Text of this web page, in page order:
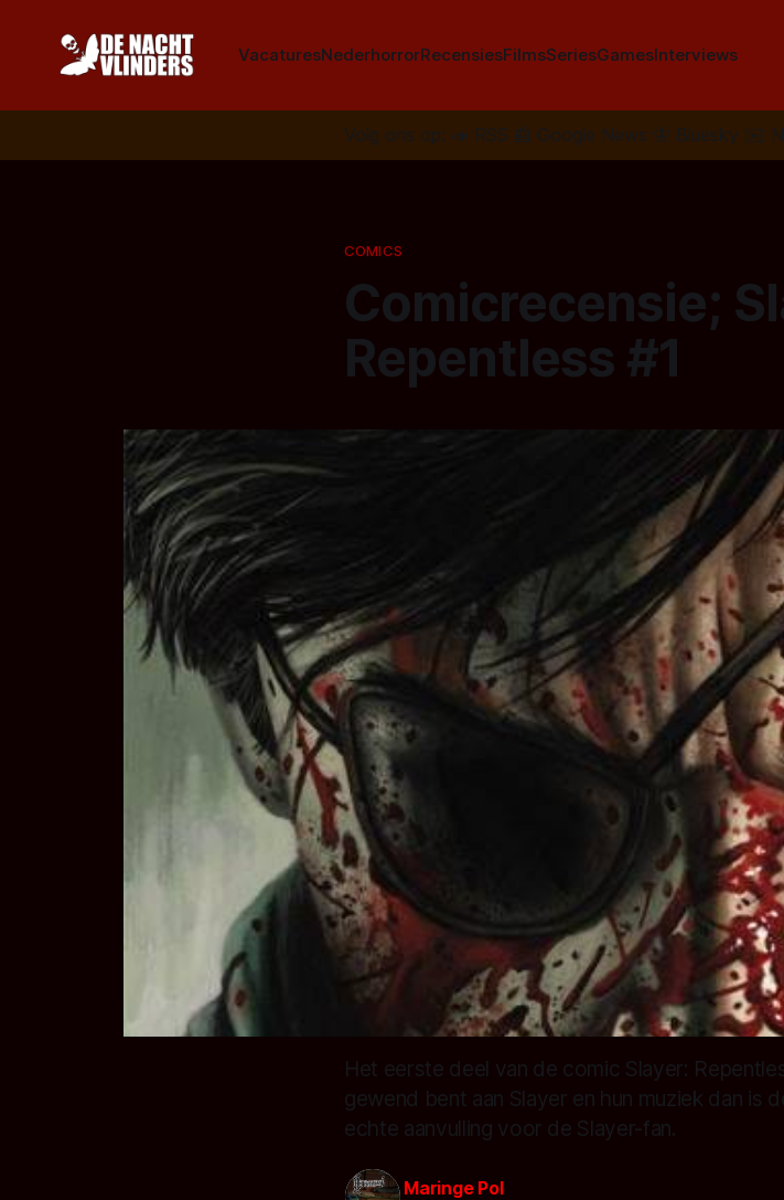
VacaturesNederhorrorRecensiesFilmsSeriesGamesInterviews
Volg ons op: 📣 RSS 📰 Google News 🦋 Bluesky ✉️
COMICS
Comicrecensie;
Repentless #1
Het eerste deel van de comic Slayer:
gewend bent aan Slayer en hun muziek dan is
echte aanvulling voor de Slayer-fan.
Maringe Pol